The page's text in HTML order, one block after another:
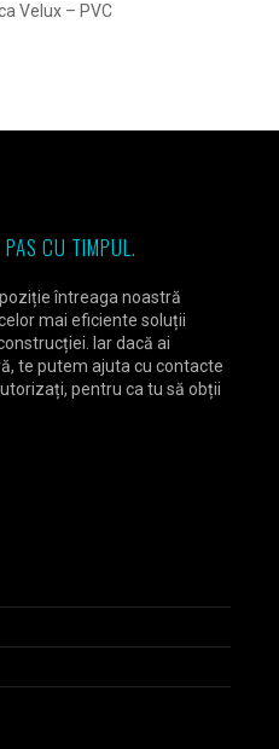
Velux – PVC
CU TIMPUL.
întreaga noastră
mai eficiente soluții
Iar dacă ai
te putem ajuta cu contacte
pentru ca tu să obții